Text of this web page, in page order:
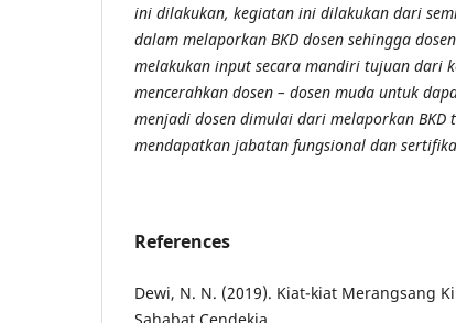
ini dilakukan, kegiatan ini dilakukan dari
dalam melaporkan BKD dosen sehingga
melakukan input secara mandiri tujuan dari
mencerahkan dosen – dosen muda untuk
menjadi dosen dimulai dari melaporkan BKD
mendapatkan jabatan fungsional dan
References
Dewi, N. N. (2019). Kiat-kiat Merangsang